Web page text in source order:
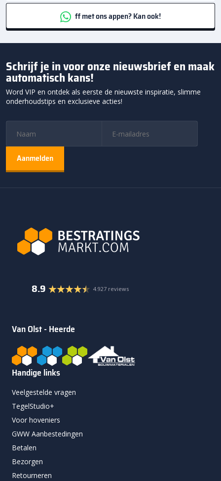
ff met ons appen? Kan ook!
Schrijf je in voor onze nieuwsbrief en maak
automatisch kans!
Word VIP en ontdek als eerste de nieuwste inspiratie, slimme
onderhoudstips en exclusieve acties!
8.9 4.927 reviews
Van Olst - Heerde
Handige links
Veelgestelde vragen
TegelStudio+
Voor hoveniers
GWW Aanbestedingen
Betalen
Bezorgen
Retourneren